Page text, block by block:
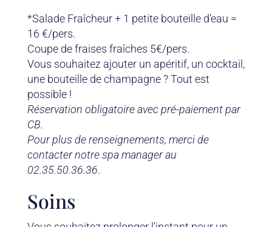
*Salade Fraîcheur + 1 petite bouteille d’eau =
16 €/pers.
Coupe de fraises fraîches 5€/pers.
Vous souhaitez ajouter un apéritif, un cocktail,
une bouteille de champagne ? Tout est
possible !
Réservation obligatoire avec pré-paiement par
CB.
Pour plus de renseignements, merci de
contacter notre spa manager au
02.35.50.36.36.
Soins